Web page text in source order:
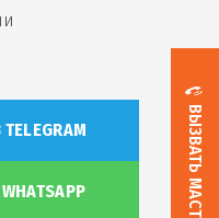
ВЫЗВАТЬ МАСТЕРА